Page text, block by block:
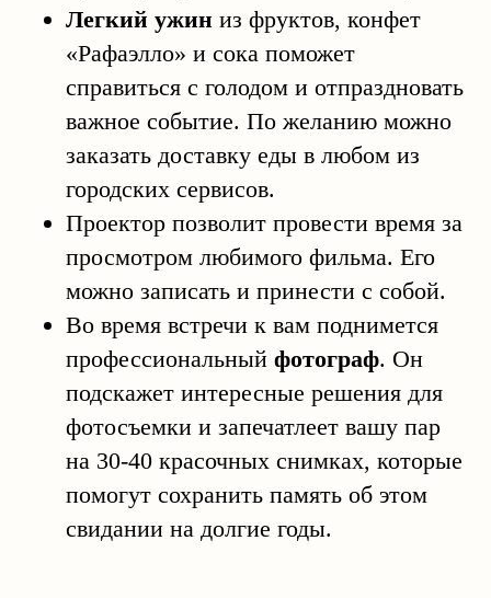
Легкий ужин из фруктов, конфет
«Рафаэлло» и сока поможет
справиться с голодом и отпраздновать
важное событие. По желанию можно
заказать доставку еды в любом из
городских сервисов.
Проектор позволит провести время за
просмотром любимого фильма. Его
можно записать и принести с собой.
Во время встречи к вам поднимется
профессиональный фотограф. Он
подскажет интересные решения для
фотосъемки и запечатлеет вашу пар
на 30-40 красочных снимках, которые
помогут сохранить память об этом
свидании на долгие годы.